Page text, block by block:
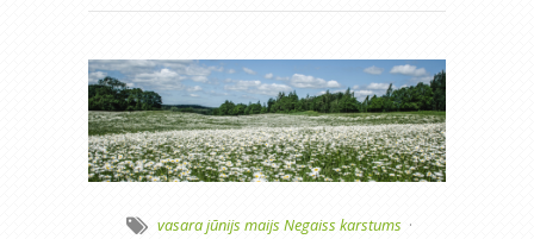
vasarajūnijs maijsNegaiss karstums ·